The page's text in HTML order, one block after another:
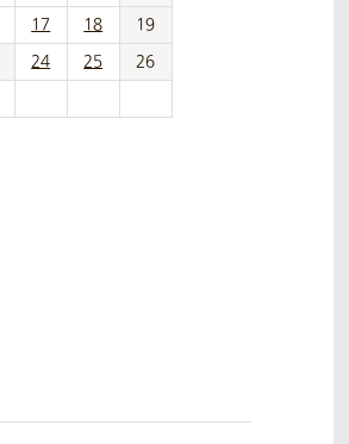
17 18
19
24 25
26